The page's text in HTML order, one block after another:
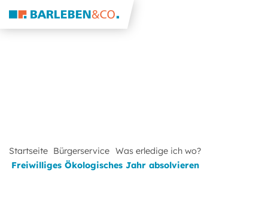
Startseite Bürgerservice Was erledige ich wo?
Freiwilliges Ökologisches Jahr absolvieren